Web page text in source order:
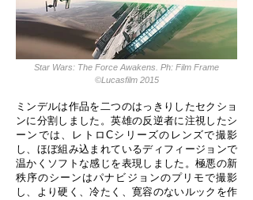
Star Wars: The Force Awakens. Ph: Film Frame
©Lucasfilm 2015
ミンデルは作品を二つのはっきりしたセクショ
ンに分割しました。英雄の反逆者に注視したシ
ーンでは、レトロCシリーズのレンズで撮影
し、ほぼ組み込まれているディフィージョンで
温かくソフトな感じを表現しました。極悪の新
秩序のシーンはパナビジョンのプリモで撮影
し、より硬く、冷たく、寛容のないルックを作